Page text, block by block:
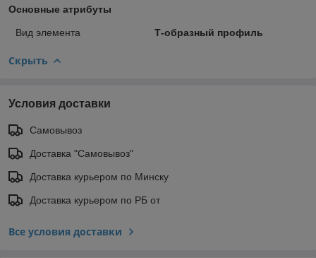
Основные атрибуты
Вид элемента Т-образный профиль
Скрыть
Условия доставки
Самовывоз
Доставка "Самовывоз"
Доставка курьером по Минску
Доставка курьером по РБ от
Все условия доставки